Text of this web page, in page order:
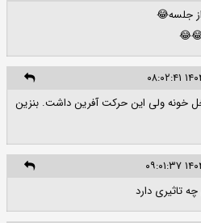
جلسه😂
خونه ولی این حرکت آفرین داشت. بنزین
تاثیری دارد